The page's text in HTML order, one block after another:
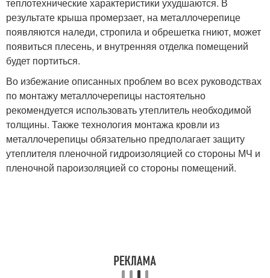
теплотехнические характеристики ухудшаются. В
результате крыша промерзает, на металлочерепице
появляются наледи, стропила и обрешетка гниют, может
появиться плесень, и внутренняя отделка помещений
будет портиться.
Во избежание описанных проблем во всех руководствах
по монтажу металлочерепицы настоятельно
рекомендуется использовать утеплитель необходимой
толщины. Также технология монтажа кровли из
металлочерепицы обязательно предполагает защиту
утеплителя пленочной гидроизоляцией со стороны МЧ и
пленочной пароизоляцией со стороны помещений.